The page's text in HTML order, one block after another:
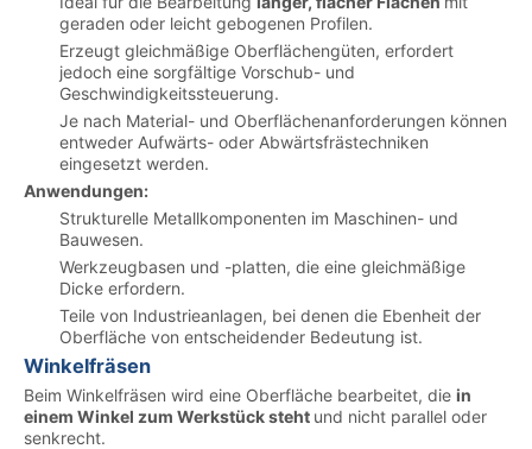
geraden oder leicht gebogenen Profilen.
Erzeugt gleichmäßige Oberflächengüten, erfordert
jedoch eine sorgfältige Vorschub- und
Geschwindigkeitssteuerung.
Je nach Material- und Oberflächenanforderungen können
entweder Aufwärts- oder Abwärtsfrästechniken
eingesetzt werden.
Anwendungen:
Strukturelle Metallkomponenten im Maschinen- und
Bauwesen.
Werkzeugbasen und -platten, die eine gleichmäßige
Dicke erfordern.
Teile von Industrieanlagen, bei denen die Ebenheit der
Oberfläche von entscheidender Bedeutung ist.
Winkelfräsen
Beim Winkelfräsen wird eine Oberfläche bearbeitet, die in
einem Winkel zum Werkstück steht und nicht parallel oder
senkrecht.